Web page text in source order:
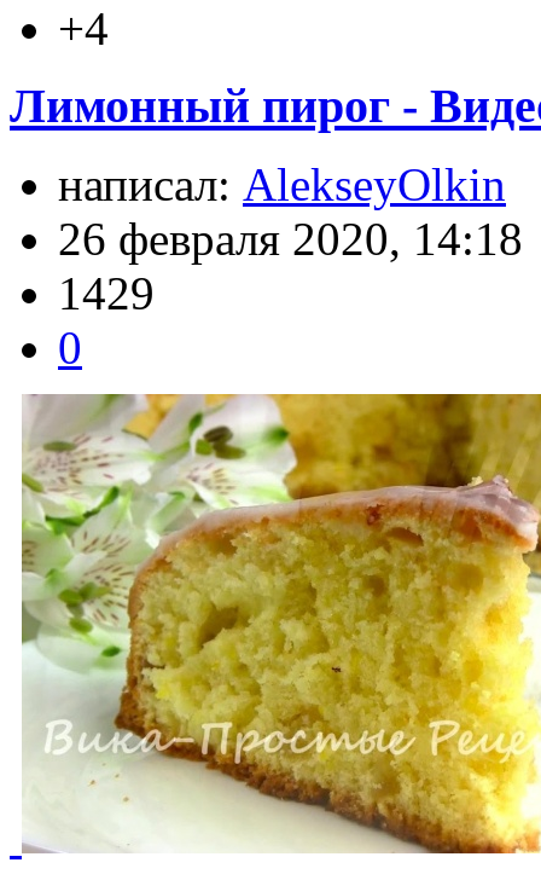
+4
Лимонный пирог -
написал: AlekseyOlkin
26 февраля 2020, 14:18
1429
0